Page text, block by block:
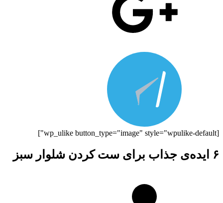
[wp_ulike button_type="image" style="wpulike-default"]
۶ ایده‌ی جذاب برای ست کردن شلوار سبز